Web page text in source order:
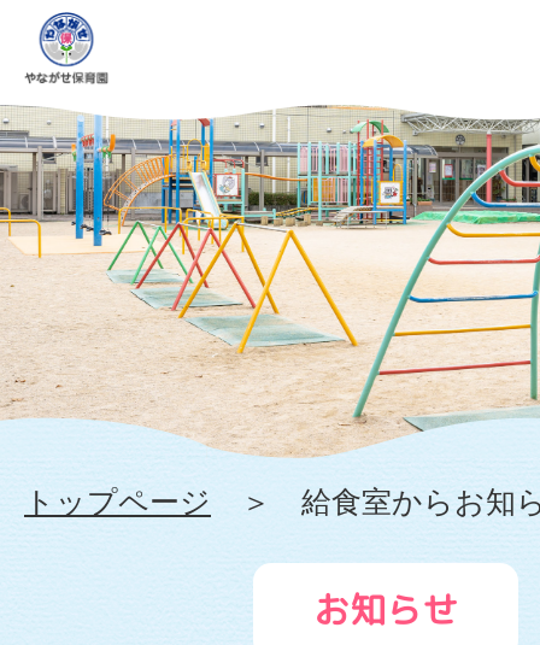
食
室
か
ら
お
知
ら
せ
トップページ ＞ 給食室からお知
お知らせ